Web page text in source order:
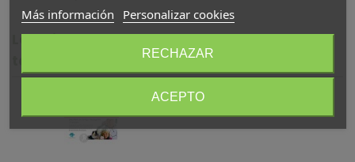
Los clientes que compraron este producto
también compraron:
Más información Personalizar cookies
RECHAZAR
ACEPTO